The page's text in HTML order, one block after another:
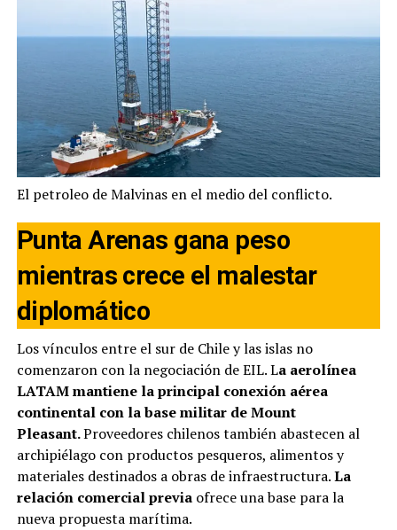
El petroleo de Malvinas en el medio del conflicto.
Punta Arenas gana peso
mientras crece el malestar
diplomático
Los vínculos entre el sur de Chile y las islas no
comenzaron con la negociación de EIL. La aerolínea
LATAM mantiene la principal conexión aérea
continental con la base militar de Mount
Pleasant.Proveedores chilenos también abastecen al
archipiélago con productos pesqueros, alimentos y
materiales destinados a obras de infraestructura.La
relación comercial previaofrece una base para la
nueva propuesta marítima.